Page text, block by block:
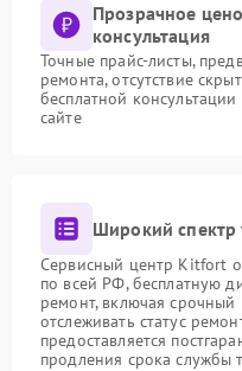
Прозрачное
консультация
Точные прайс-листы,
ремонта, отсутствие
бесплатной
сайте
Широкий спектр
Сервисный центр Kitfort
по всей РФ, бесплатную
ремонт, включая
отслеживать статус
предоставляется
продления срока службы